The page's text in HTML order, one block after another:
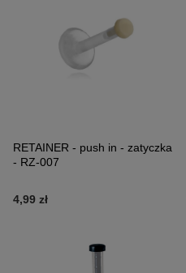
RETAINER - push in - zatyczka
- RZ-007
4,99 zł